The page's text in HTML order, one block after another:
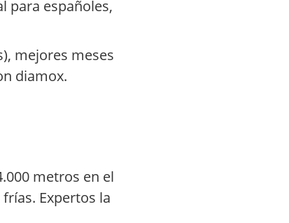
para españoles,
mejores meses
diamox.
metros en el
Expertos la